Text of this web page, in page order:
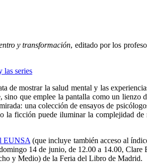
y transformación, editado por los
de mostrar la salud mental y las
que emplee la pantalla como un lienzo
una colección de ensayos de
la ficción puede iluminar la complejidad
EUNSA (que incluye también acceso al
14 de junio, de 12.00 a 14.00, Clare
y Medio) de la Feria del Libro de Madrid.